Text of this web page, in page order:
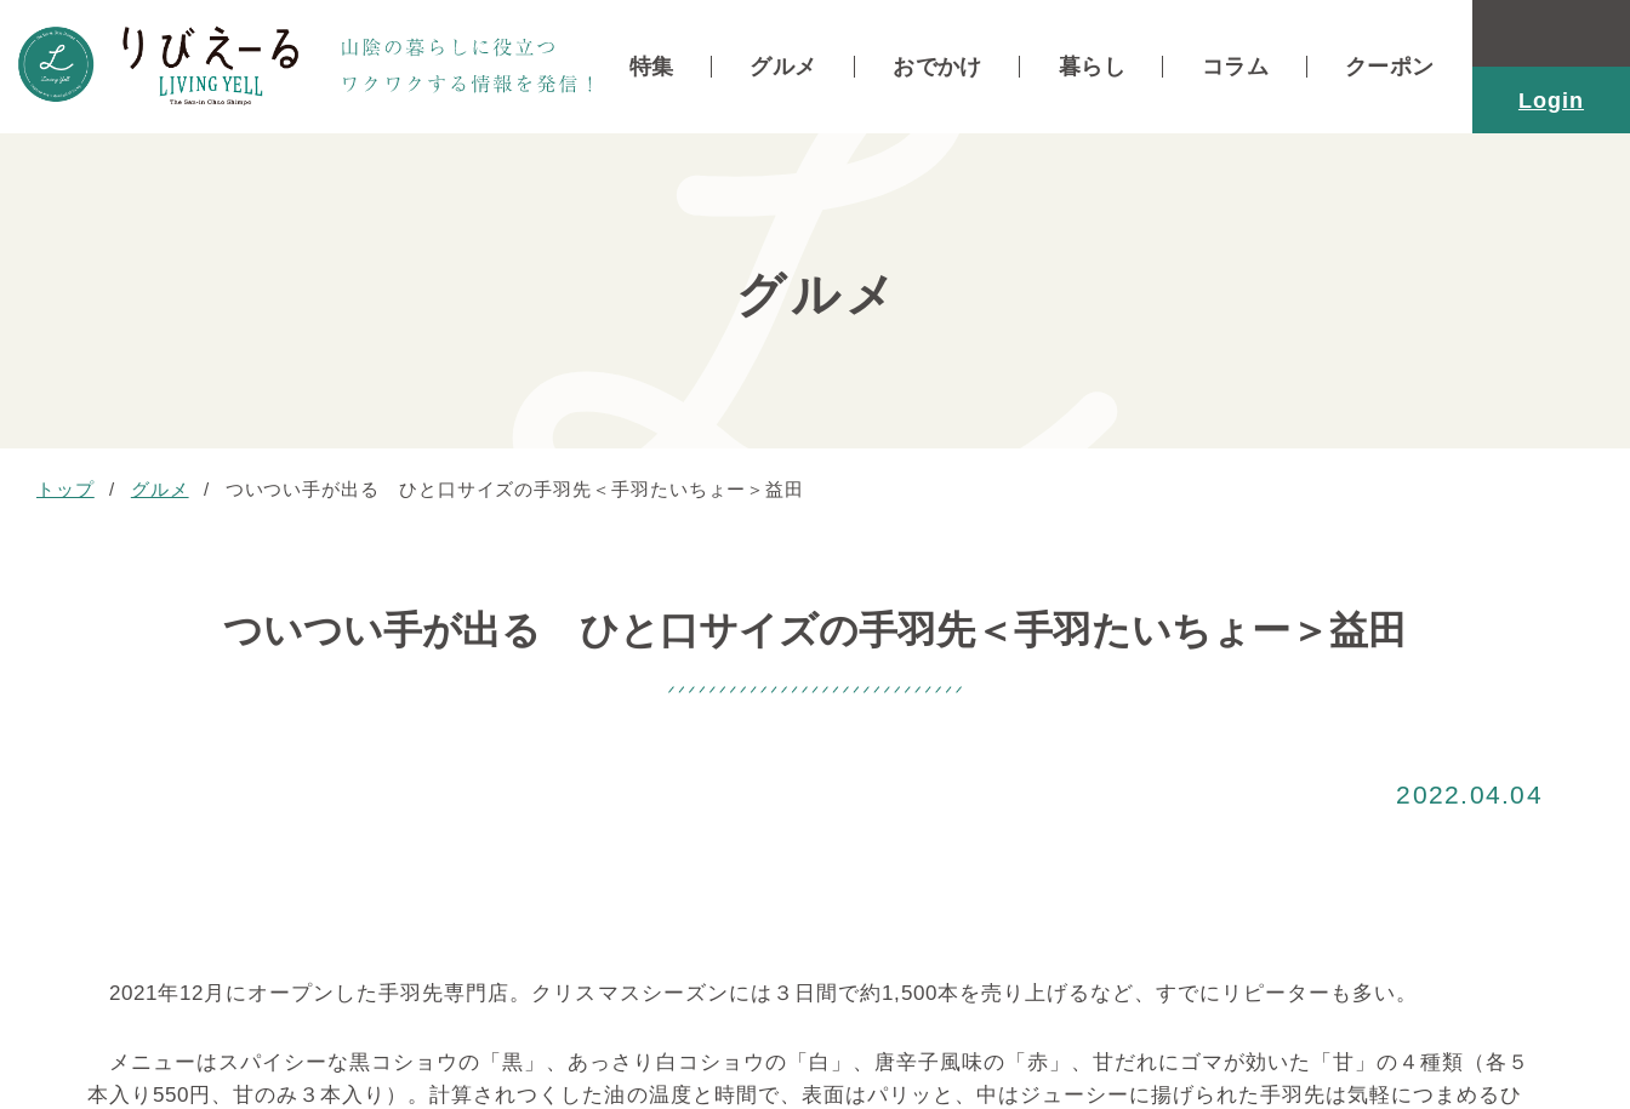
特集 グルメ おでかけ 暮らし コラム
クーポン
Login
グルメ
トップ / グルメ / ついつい手が出る ひと口サイズの手羽先＜手羽たいちょー＞益田
ついつい手が出る ひと口サイズの手羽先＜手羽たいちょー＞益田
2022.04.04
2021年12月にオープンした手羽先専門店。クリスマスシーズンには３日間で約1,500本を売り上げるなど、すでにリピーターも多い。
メニューはスパイシーな黒コショウの「黒」、あっさり白コショウの「白」、唐辛子風味の「赤」、甘だれにゴマが効いた「甘」の４種類（各５
本入り550円、甘のみ３本入り）。計算されつくした油の温度と時間で、表面はパリッと、中はジューシーに揚げられた手羽先は気軽につまめるひ